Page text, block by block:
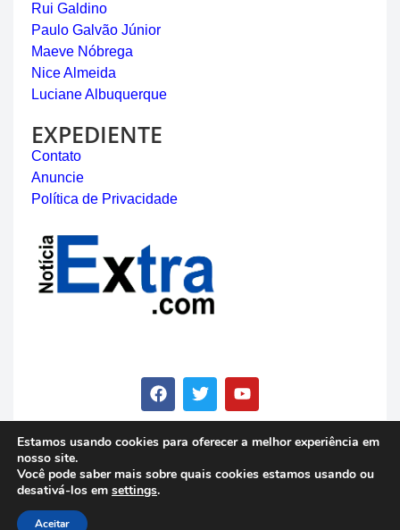
Rui Galdino
Paulo Galvão Júnior
Maeve Nóbrega
Nice Almeida
Luciane Albuquerque
EXPEDIENTE
Contato
Anuncie
Política de Privacidade
© Copyright 2023 - Notícia Extra - Todos os direitos
reservados
Estamos usando cookies para oferecer a melhor experiência em
nosso site.
Você pode saber mais sobre quais cookies estamos usando ou
desativá-los em settings.
Aceitar